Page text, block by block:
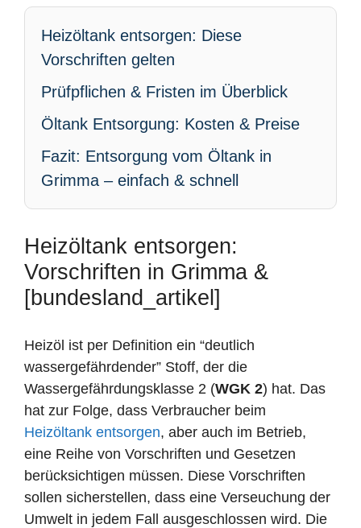
Heizöltank entsorgen: Diese
Vorschriften gelten
Prüfpflichen & Fristen im Überblick
Öltank Entsorgung: Kosten & Preise
Fazit: Entsorgung vom Öltank in
Grimma – einfach & schnell
Heizöltank entsorgen:
Vorschriften in Grimma &
[bundesland_artikel]
Heizöl ist per Definition ein “deutlich
wassergefährdender” Stoff, der die
Wassergefährdungsklasse 2 (WGK 2) hat. Das
hat zur Folge, dass Verbraucher beim
Heizöltank entsorgen, aber auch im Betrieb,
eine Reihe von Vorschriften und Gesetzen
berücksichtigen müssen. Diese Vorschriften
sollen sicherstellen, dass eine Verseuchung der
Umwelt in jedem Fall ausgeschlossen wird. Die